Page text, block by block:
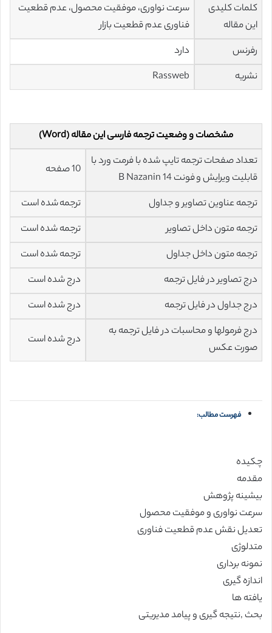
کلمات کلیدی
این مقاله
سرعت نواوری، موفقیت محصول، عدم قطعیت
فناوری عدم قطعیت بازار
رفرنس
دارد
نشریه
Rassweb
مشخصات و وضعیت ترجمه فارسی این مقاله (Word)
تعداد صفحات ترجمه تایپ شده با فرمت ورد با
قابلیت ویرایش و فونت 14 B Nazanin
10 صفحه
ترجمه عناوین تصاویر و جداول
ترجمه شده است
ترجمه متون داخل تصاویر
ترجمه شده است
ترجمه متون داخل جداول
ترجمه شده است
درج تصاویر در فایل ترجمه
درج شده است
درج جداول در فایل ترجمه
درج شده است
درج فرمولها و محاسبات در فایل ترجمه به
صورت عکس
درج شده است
فهرست مطالب:
چکیده
مقدمه
بیشینه پژوهش
سرعت نواوری و موفقیت محصول
تعدیل نقش عدم قطعیت فناوری
متدلوژی
نمونه برداری
اندازه گیری
یافته ها
بحث ,نتیجه گیری و پیامد مدیریتی